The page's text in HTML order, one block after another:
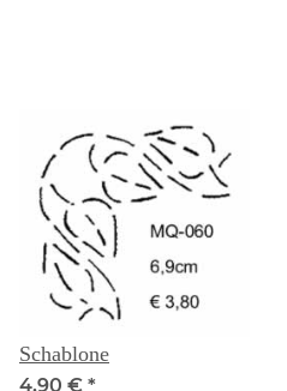
Schablone
4,90 € *